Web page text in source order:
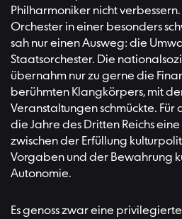
Philharmoniker nicht
Orchester in einer besonders
sah nur einen Ausweg: die
Staatsorchester. Die
übernahm nur zu gerne die
berühmten Klangkörpers, mit
Veranstaltungen schmückte.
die Jahre des Dritten Reichs
zwischen der Erfüllung
Vorgaben und der Bewahrung
Autonomie.
Es genoss zwar eine